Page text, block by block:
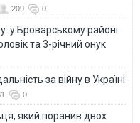
209 0
у Броварському районі
та 3-річний онук
за війну в Україні
0
який поранив двох